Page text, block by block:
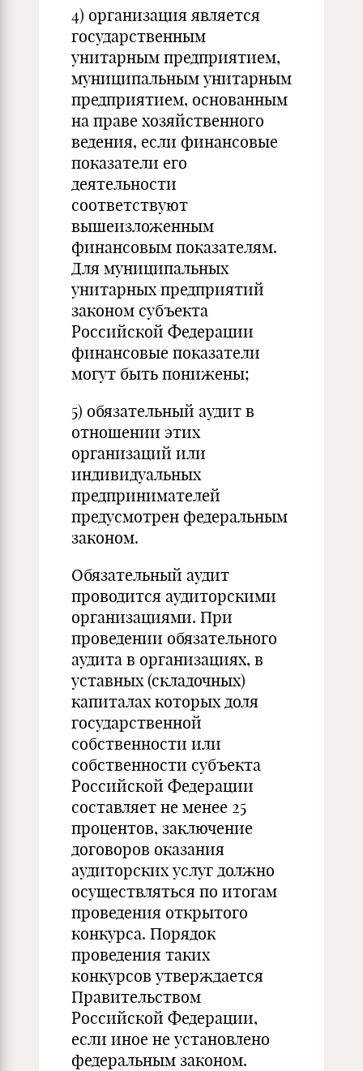
4) организация является
государственным
унитарным предприятием,
муниципальным унитарным
предприятием, основанным
на праве хозяйственного
ведения, если финансовые
показатели его
деятельности
соответствуют
вышеизложенным
финансовым показателям.
Для муниципальных
унитарных предприятий
законом субъекта
Российской Федерации
финансовые показатели
могут быть понижены;
5) обязательный аудит в
отношении этих
организаций или
индивидуальных
предпринимателей
предусмотрен федеральным
законом.
Обязательный аудит
проводится аудиторскими
организациями. При
проведении обязательного
аудита в организациях, в
уставных (складочных)
капиталах которых доля
государственной
собственности или
собственности субъекта
Российской Федерации
составляет не менее 25
процентов, заключение
договоров оказания
аудиторских услуг должно
осуществляться по итогам
проведения открытого
конкурса. Порядок
проведения таких
конкурсов утверждается
Правительством
Российской Федерации,
если иное не установлено
федеральным законом.